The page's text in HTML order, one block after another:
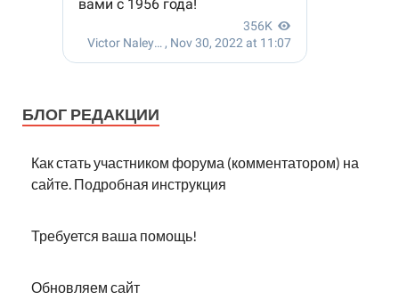
БЛОГ РЕДАКЦИИ
Как стать участником форума (комментатором) на
сайте. Подробная инструкция
Требуется ваша помощь!
Обновляем сайт